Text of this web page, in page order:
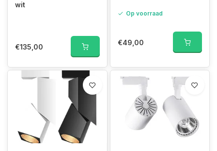
wit
€135,00
Op voorraad
€49,00